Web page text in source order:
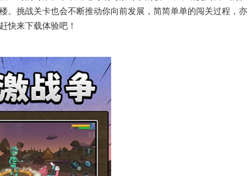
。挑战关卡也会不断推动你向前发展，简简单单的闯关过程，亦
快来下载体验吧！